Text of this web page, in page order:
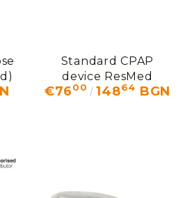
Standard CPAP
device ResMed
AirSense 10 Elite
€7600 14864 BGN